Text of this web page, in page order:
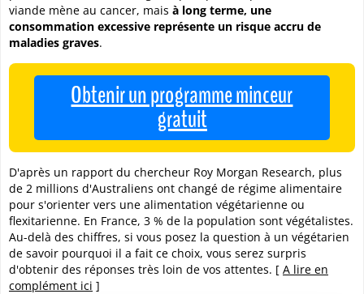
viande mène au cancer, mais à long terme, une
consommation excessive représente un risque accru de
maladies graves.
Obtenir un programme minceur
gratuit
D'après un rapport du chercheur Roy Morgan Research, plus
de 2 millions d'Australiens ont changé de régime alimentaire
pour s'orienter vers une alimentation végétarienne ou
flexitarienne. En France, 3 % de la population sont végétalistes.
Au-delà des chiffres, si vous posez la question à un végétarien
de savoir pourquoi il a fait ce choix, vous serez surpris
d'obtenir des réponses très loin de vos attentes. [ A lire en
complément ici ]